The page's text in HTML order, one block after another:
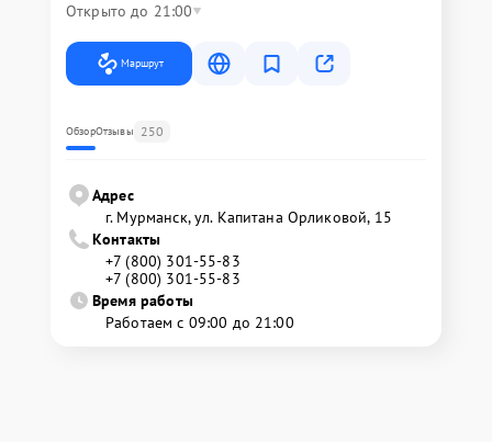
Открыто до 21:00
Маршрут
ОбзорОтзывы 250
Адрес
г. Мурманск, ул. Капитана Орликовой, 15
Контакты
+7 (800) 301-55-83
+7 (800) 301-55-83
Время работы
Работаем с 09:00 до 21:00